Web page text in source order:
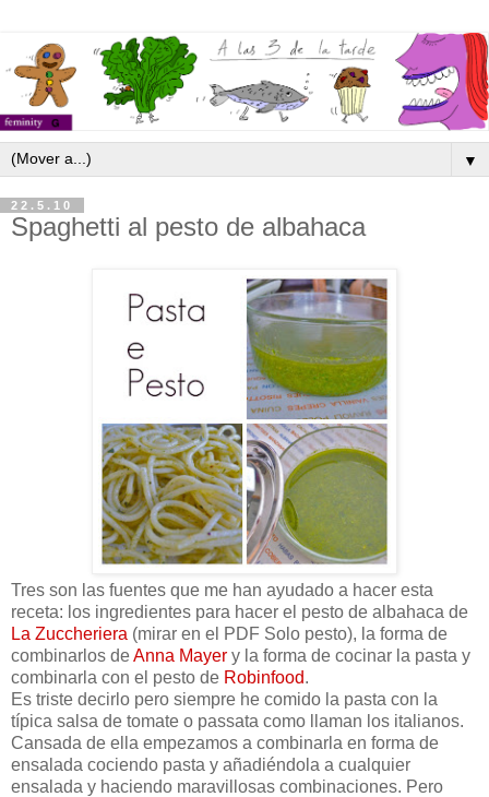
▼
22.5.10
Spaghetti al pesto de albahaca
Tres son las fuentes que me han ayudado a hacer esta
receta: los ingredientes para hacer el pesto de albahaca de
La Zuccheriera (mirar en el PDF Solo pesto), la forma de
combinarlos deAnna Mayer y la forma de cocinar la pasta y
combinarla con el pesto de Robinfood.
Es triste decirlo pero siempre he comido la pasta con la
típica salsa de tomate o passata como llaman los italianos.
Cansada de ella empezamos a combinarla en forma de
ensalada cociendo pasta y añadiéndola a cualquier
ensalada y haciendo maravillosas combinaciones. Pero